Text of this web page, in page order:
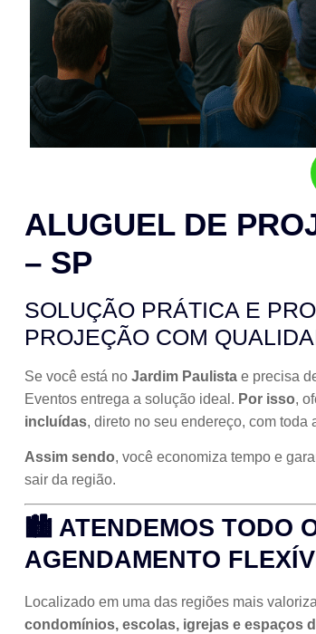
ALUGUEL DE
– SP
SOLUÇÃO PRÁTICA E
PROJEÇÃO COM
Se você está no Jardim Paulista e precisa
Eventos entrega a solução ideal. Por isso,
incluídas, direto no seu endereço, com
Assim sendo, você economiza tempo e
sair da região.
🏙️ ATENDEMOS TODO
AGENDAMENTO
Localizado em uma das regiões mais
condomínios, escolas, igrejas e espaços